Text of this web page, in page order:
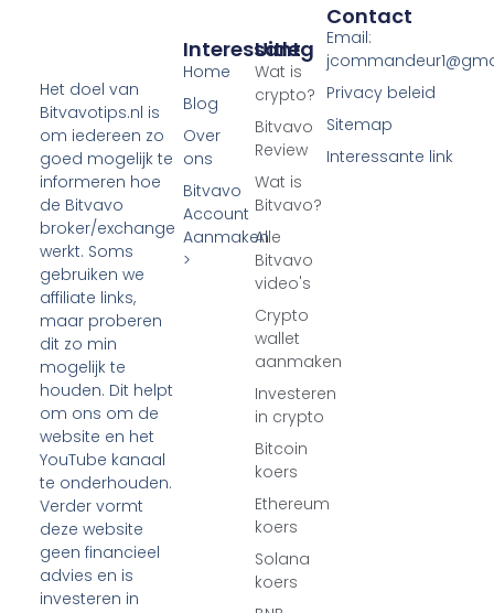
Het doel van
Bitvavotips.nl is
om iedereen zo
goed mogelijk te
informeren hoe
de Bitvavo
broker/exchange
werkt. Soms
gebruiken we
affiliate links,
maar proberen
dit zo min
mogelijk te
houden. Dit helpt
om ons om de
website en het
YouTube kanaal
te onderhouden.
Verder vormt
deze website
geen financieel
advies en is
investeren in
Uitleg
Wat is
crypto?
Bitvavo
Review
Wat is
Bitvavo?
Alle
Bitvavo
video's
Crypto
wallet
aanmaken
Investeren
in crypto
Bitcoin
koers
Ethereum
koers
Solana
koers
Interessant
Home
Blog
Over
ons
Bitvavo
Account
Aanmaken
>
Contact
Email:
Privacy beleid
Sitemap
Interessante link